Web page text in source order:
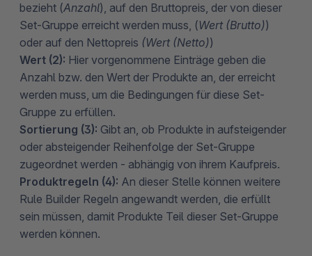
bezieht (Anzahl), auf den Bruttopreis, der von dieser
Set-Gruppe erreicht werden muss, (Wert (Brutto))
oder auf den Nettopreis (Wert (Netto))
Wert (2): Hier vorgenommene Einträge geben die
Anzahl bzw. den Wert der Produkte an, der erreicht
werden muss, um die Bedingungen für diese Set-
Gruppe zu erfüllen.
Sortierung (3): Gibt an, ob Produkte in aufsteigender
oder absteigender Reihenfolge der Set-Gruppe
zugeordnet werden - abhängig von ihrem Kaufpreis.
Produktregeln (4): An dieser Stelle können weitere
Rule Builder Regeln angewandt werden, die erfüllt
sein müssen, damit Produkte Teil dieser Set-Gruppe
werden können.